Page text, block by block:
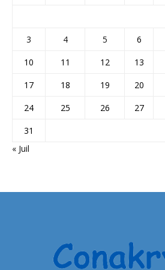
3
4 5 6
10
11 12 13
17
18 19 20
24
25 26 27
31
« Juil